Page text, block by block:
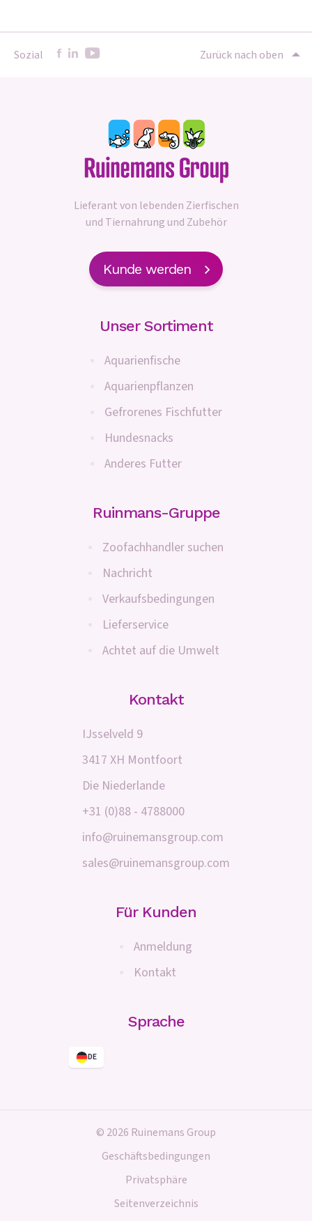
Sozial Zurück nach oben
Lieferant von lebenden Zierfischen
und Tiernahrung und Zubehör
Kunde werden
Unser Sortiment
Aquarienfische
Aquarienpflanzen
Gefrorenes Fischfutter
Hundesnacks
Anderes Futter
Ruinmans-Gruppe
Zoofachhandler suchen
Nachricht
Verkaufsbedingungen
Lieferservice
Achtet auf die Umwelt
Kontakt
IJsselveld 9
3417 XH Montfoort
Die Niederlande
+31 (0)88 - 4788000
info@ruinemansgroup.com
sales@ruinemansgroup.com
Für Kunden
Anmeldung
Kontakt
Sprache
DE
© 2026 Ruinemans Group
Geschäftsbedingungen
Privatsphäre
Seitenverzeichnis